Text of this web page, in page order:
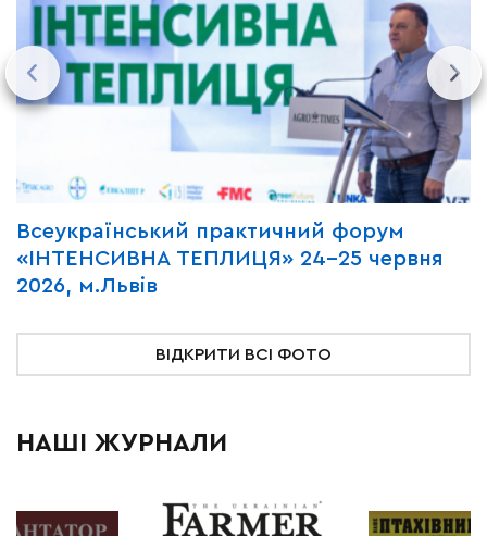
Всеукраїнський практичний форум
«ІНТЕНСИВНА ТЕПЛИЦЯ» 24-25 червня
2026, м.Львів
ВІДКРИТИ ВСІ ФОТО
НАШІ ЖУРНАЛИ